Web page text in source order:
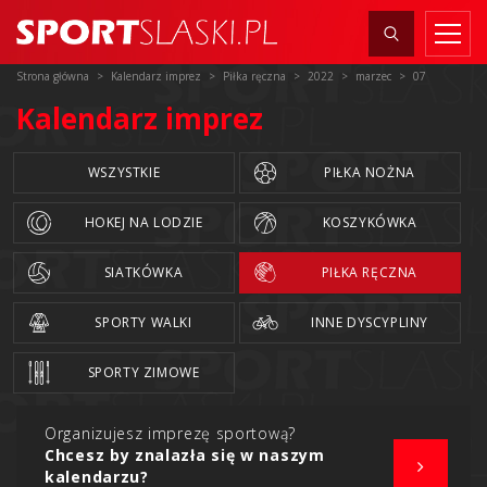
Strona główna Kalendarz imprez Piłka ręczna 2022 marzec 07
Kalendarz imprez
WSZYSTKIE PIŁKA NOŻNA
HOKEJ NA LODZIE KOSZYKÓWKA
SIATKÓWKA PIŁKA RĘCZNA
SPORTY WALKI INNE DYSCYPLINY
SPORTY ZIMOWE
Organizujesz imprezę sportową?
Chcesz by znalazła się w naszym
kalendarzu?